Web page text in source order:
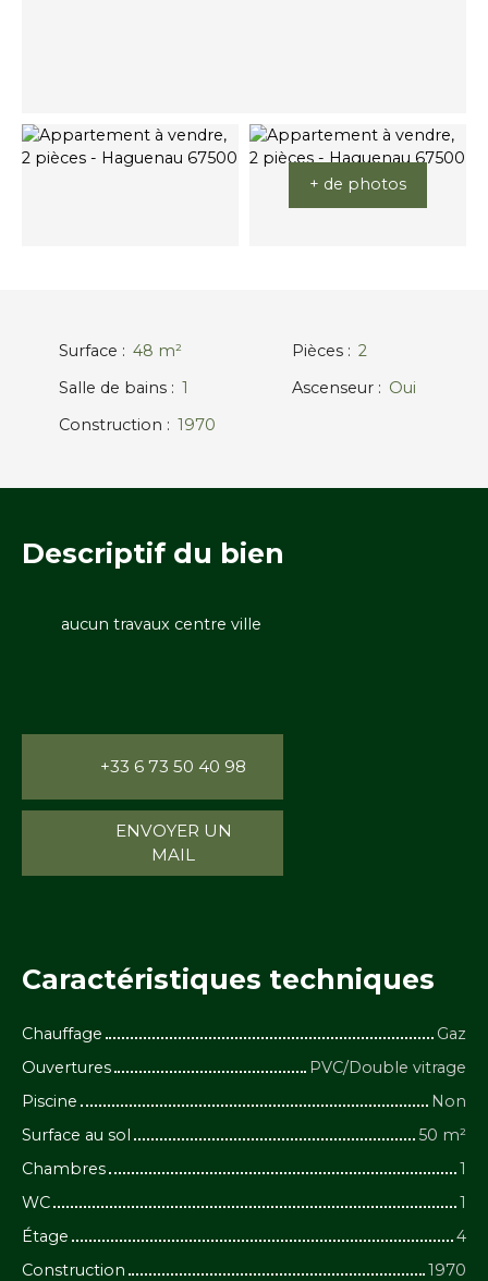
+ de photos
Surface : 48 m² Pièces : 2
Salle de bains : 1 Ascenseur : Oui
Construction : 1970
Descriptif du bien
aucun travaux centre ville
+33 6 73 50 40 98
ENVOYER UN
MAIL
Caractéristiques techniques
Chauffage
Gaz
Ouvertures
PVC/Double vitrage
Piscine
Non
Surface au sol
50 m²
Chambres
1
WC
1
Étage
4
Construction
1970